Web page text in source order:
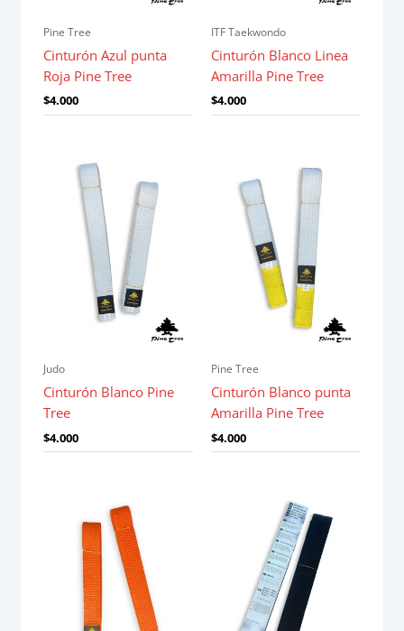
Pine Tree
Cinturón Azul punta
Roja Pine Tree
$4.000
ITF Taekwondo
Cinturón Blanco Linea
Amarilla Pine Tree
$4.000
Judo
Cinturón Blanco Pine
Tree
$4.000
Pine Tree
Cinturón Blanco punta
Amarilla Pine Tree
$4.000